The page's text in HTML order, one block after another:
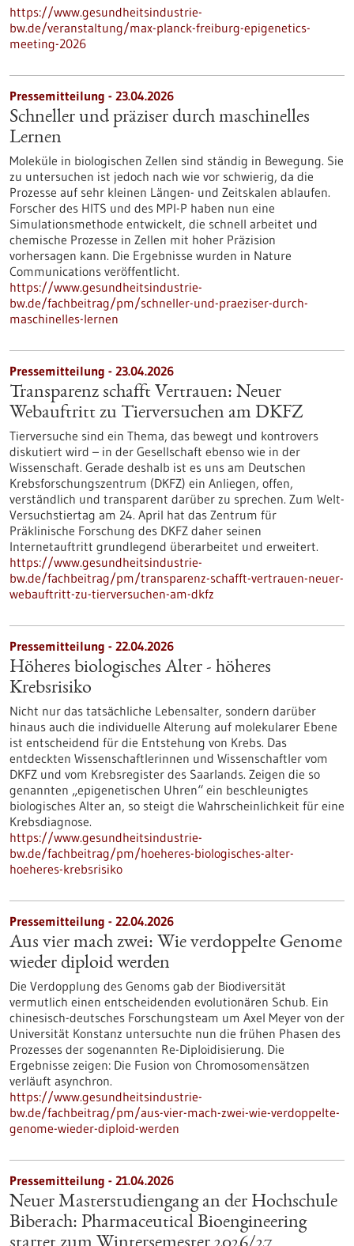
https://www.gesundheitsindustrie-
bw.de/veranstaltung/max-planck-freiburg-epigenetics-
meeting-2026
Pressemitteilung - 23.04.2026
Schneller und präziser durch maschinelles
Lernen
Moleküle in biologischen Zellen sind ständig in Bewegung. Sie
zu untersuchen ist jedoch nach wie vor schwierig, da die
Prozesse auf sehr kleinen Längen- und Zeitskalen ablaufen.
Forscher des HITS und des MPI-P haben nun eine
Simulationsmethode entwickelt, die schnell arbeitet und
chemische Prozesse in Zellen mit hoher Präzision
vorhersagen kann. Die Ergebnisse wurden in Nature
Communications veröffentlicht.
https://www.gesundheitsindustrie-
bw.de/fachbeitrag/pm/schneller-und-praeziser-durch-
maschinelles-lernen
Pressemitteilung - 23.04.2026
Transparenz schafft Vertrauen: Neuer
Webauftritt zu Tierversuchen am DKFZ
Tierversuche sind ein Thema, das bewegt und kontrovers
diskutiert wird – in der Gesellschaft ebenso wie in der
Wissenschaft. Gerade deshalb ist es uns am Deutschen
Krebsforschungszentrum (DKFZ) ein Anliegen, offen,
verständlich und transparent darüber zu sprechen. Zum Welt-
Versuchstiertag am 24. April hat das Zentrum für
Präklinische Forschung des DKFZ daher seinen
Internetauftritt grundlegend überarbeitet und erweitert.
https://www.gesundheitsindustrie-
bw.de/fachbeitrag/pm/transparenz-schafft-vertrauen-neuer-
webauftritt-zu-tierversuchen-am-dkfz
Pressemitteilung - 22.04.2026
Höheres biologisches Alter - höheres
Krebsrisiko
Nicht nur das tatsächliche Lebensalter, sondern darüber
hinaus auch die individuelle Alterung auf molekularer Ebene
ist entscheidend für die Entstehung von Krebs. Das
entdeckten Wissenschaftlerinnen und Wissenschaftler vom
DKFZ und vom Krebsregister des Saarlands. Zeigen die so
genannten „epigenetischen Uhren“ ein beschleunigtes
biologisches Alter an, so steigt die Wahrscheinlichkeit für eine
Krebsdiagnose.
https://www.gesundheitsindustrie-
bw.de/fachbeitrag/pm/hoeheres-biologisches-alter-
hoeheres-krebsrisiko
Pressemitteilung - 22.04.2026
Aus vier mach zwei: Wie verdoppelte Genome
wieder diploid werden
Die Verdopplung des Genoms gab der Biodiversität
vermutlich einen entscheidenden evolutionären Schub. Ein
chinesisch-deutsches Forschungsteam um Axel Meyer von der
Universität Konstanz untersuchte nun die frühen Phasen des
Prozesses der sogenannten Re-Diploidisierung. Die
Ergebnisse zeigen: Die Fusion von Chromosomensätzen
verläuft asynchron.
https://www.gesundheitsindustrie-
bw.de/fachbeitrag/pm/aus-vier-mach-zwei-wie-verdoppelte-
genome-wieder-diploid-werden
Pressemitteilung - 21.04.2026
Neuer Masterstudiengang an der Hochschule
Biberach: Pharmaceutical Bioengineering